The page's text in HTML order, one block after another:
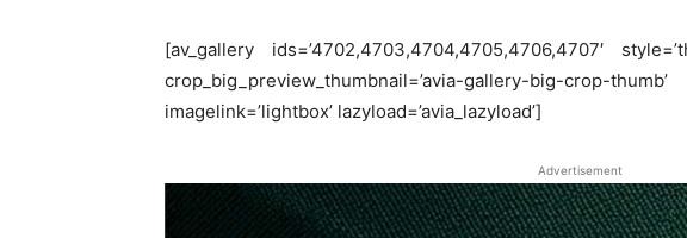
[av_gallery ids=’4702,4703,4704,4705,4706,4707′
crop_big_preview_thumbnail=’avia-gallery-big-crop-thumb’
imagelink=’lightbox’ lazyload=’avia_lazyload’]
Advertisement